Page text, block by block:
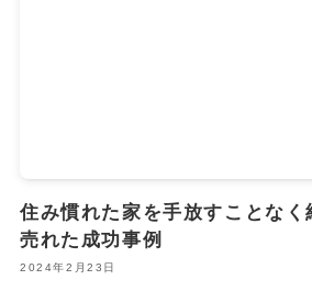
住み慣れた家を手放すことな
売れた成功事例
2024年2月23日